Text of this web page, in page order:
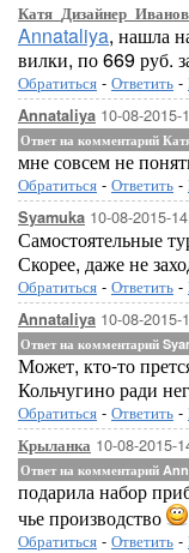
Annataliya, нашла
вилки, по 669 руб.
Обратиться - Ответить -
Annataliya 10-08-2015-
Ответ на комментарий
мне совсем не
Обратиться - Ответить -
Syamuka 10-08-2015-
Самостоятельные
Скорее, даже не
Обратиться - Ответить -
Annataliya 10-08-2015-
Ответ на комментарий
Может, кто-то
Кольчугино ради
Обратиться - Ответить -
Крыланка 10-08-2015-
Ответ на комментарий
подарила набор
чье производство
Обратиться - Ответить -